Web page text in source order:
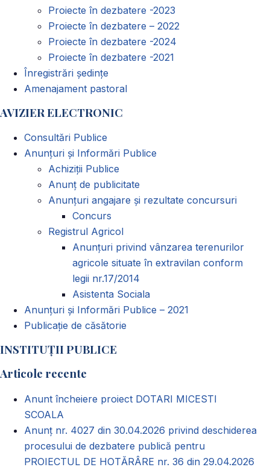
Proiecte în dezbatere -2023
Proiecte în dezbatere – 2022
Proiecte în dezbatere -2024
Proiecte în dezbatere -2021
Înregistrări ședințe
Amenajament pastoral
AVIZIER ELECTRONIC
Consultări Publice
Anunțuri și Informări Publice
Achiziții Publice
Anunț de publicitate
Anunțuri angajare și rezultate concursuri
Concurs
Registrul Agricol
Anunţuri privind vânzarea terenurilor
agricole situate în extravilan conform
legii nr.17/2014
Asistenta Sociala
Anunțuri și Informări Publice – 2021
Publicație de căsătorie
INSTITUȚII PUBLICE
Articole recente
Anunt încheiere proiect DOTARI MICESTI
SCOALA
Anunț nr. 4027 din 30.04.2026 privind deschiderea
procesului de dezbatere publică pentru
PROIECTUL DE HOTĂRÂRE nr. 36 din 29.04.2026